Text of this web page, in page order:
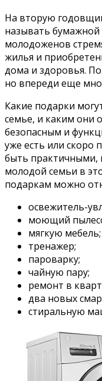
На вторую
называть бумажной
молодоженов
жилья и
дома и здоровья.
но впереди еще
Какие подарки
семье, и каким они
безопасным и
уже есть или скоро
быть практичными,
молодой семьи в
подаркам можно
освежитель-
моющий
мягкую мебель;
тренажер;
пароварку;
чайную пару;
ремонт в
два новых
стиральную